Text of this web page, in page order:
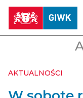
AKTUALNOŚCI